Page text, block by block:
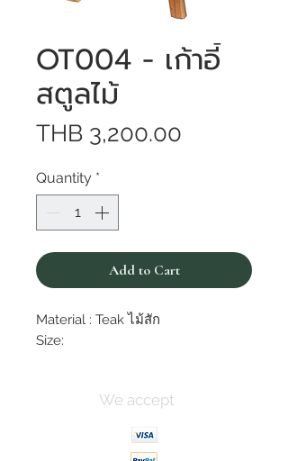
OT004 - เก้าอี้
สตูลไม้
THB 3,200.00
Quantity *
Add to Cart
Material : Teak ไม้สัก
Size:
We accept